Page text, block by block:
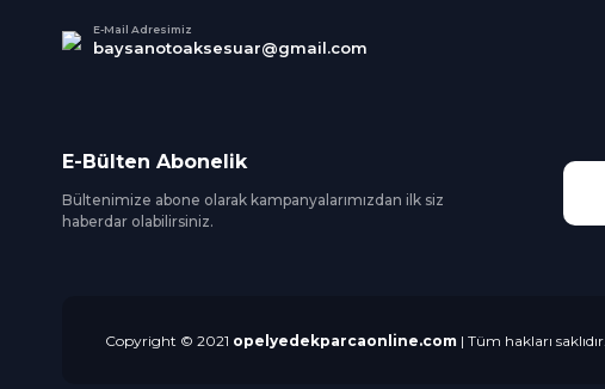
E-Mail Adresimiz
baysanotoaksesuar@gmail.com
E-Bülten Abonelik
Bültenimize abone olarak kampanyalarımızdan ilk siz
haberdar olabilirsiniz.
Copyright © 2021 opelyedekparcaonline.com | Tüm hakları saklıdır.